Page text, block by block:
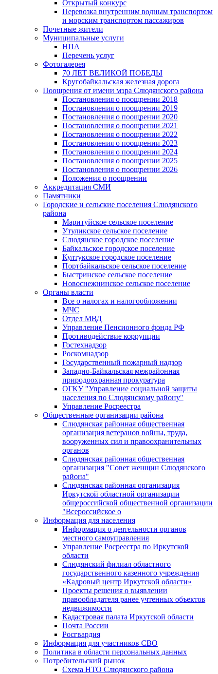
Открытый конкурс
Перевозка внутренним водным транспортом
и морским транспортом пассажиров
Почетные жители
Муниципальные услуги
НПА
Перечень услуг
Фотогалерея
70 ЛЕТ ВЕЛИКОЙ ПОБЕДЫ
Кругобайкальская железная дорога
Поощрения от имени мэра Слюдянского района
Постановления о поощрении 2018
Постановления о поощрении 2019
Постановления о поощрении 2020
Постановления о поощрении 2021
Постановления о поощрении 2022
Постановления о поощрении 2023
Постановления о поощрении 2024
Постановления о поощрении 2025
Постановления о поощрении 2026
Положения о поощрении
Аккредитация СМИ
Памятники
Городские и сельские поселения Слюдянского
района
Маритуйское сельское поселение
Утуликское сельское поселение
Слюдянское городское поселение
Байкальское городское поселение
Култукское городское поселение
Портбайкальское сельское поселение
Быстринское сельское поселение
Новоснежнинское сельское поселение
Органы власти
Все о налогах и налогообложении
МЧС
Отдел МВД
Управление Пенсионного фонда РФ
Противодействие коррупции
Гостехнадзор
Роскомнадзор
Государственный пожарный надзор
Западно-Байкальская межрайонная
природоохранная прокуратура
ОГКУ "Управление социальной защиты
населения по Слюдянскому району"
Управление Росреестра
Общественные организации района
Слюдянская районная общественная
организация ветеранов войны, труда,
вооруженных сил и правоохранительных
органов
Слюдянская районная общественная
организация "Совет женщин Слюдянского
района"
Слюдянская районная организация
Иркутской областной организации
общероссийской общественной организации
"Всероссийское о
Информация для населения
Информация о деятельности органов
местного самоуправления
Управление Росреестра по Иркутской
области
Слюдянский филиал областного
государственного казенного учреждения
«Кадровый центр Иркутской области»
Проекты решения о выявлении
правообладателя ранее учтенных объектов
недвижимости
Кадастровая палата Иркутской области
Почта России
Росгвардия
Информация для участников СВО
Политика в области персональных данных
Потребительский рынок
Схема НТО Слюдянского района